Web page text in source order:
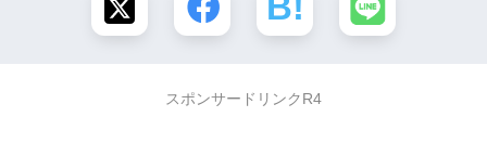
スポンサードリンクR4